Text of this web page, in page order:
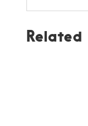
Related